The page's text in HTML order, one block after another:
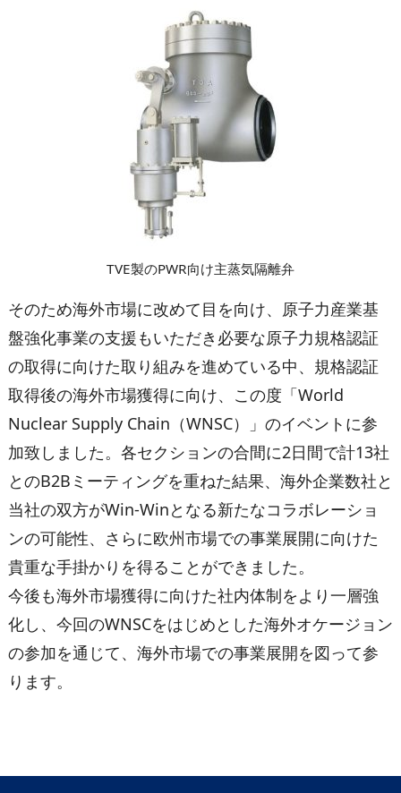
TVE製のPWR向け主蒸気隔離弁
そのため海外市場に改めて目を向け、原子力産業基
盤強化事業の支援もいただき必要な原子力規格認証
の取得に向けた取り組みを進めている中、規格認証
取得後の海外市場獲得に向け、この度「World
Nuclear Supply Chain（WNSC）」のイベントに参
加致しました。各セクションの合間に2日間で計13社
とのB2Bミーティングを重ねた結果、海外企業数社と
当社の双方がWin-Winとなる新たなコラボレーショ
ンの可能性、さらに欧州市場での事業展開に向けた
貴重な手掛かりを得ることができました。
今後も海外市場獲得に向けた社内体制をより一層強
化し、今回のWNSCをはじめとした海外オケージョン
の参加を通じて、海外市場での事業展開を図って参
ります。